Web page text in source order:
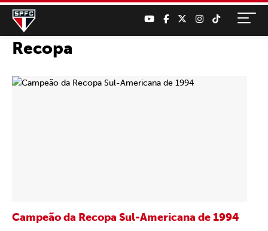
Recopa
Campeão da Recopa Sul-Americana de 1994